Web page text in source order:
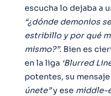
escucha lo dejaba a
“¿dónde demonios
estribillo y por qué
mismo?”. Bien es
en la liga ‘Blurred
potentes, su mensaje
únete”y ese middle-